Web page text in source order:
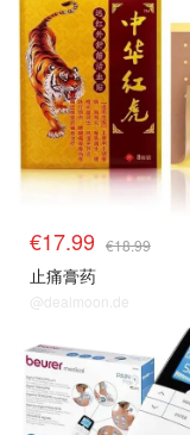
€17.99 €18.99
止痛膏药
@dealmoon.de